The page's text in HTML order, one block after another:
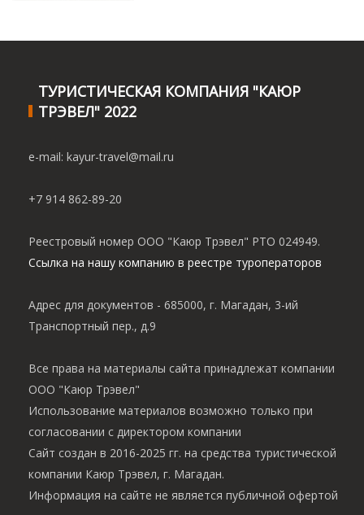
ТУРИСТИЧЕСКАЯ КОМПАНИЯ "КАЮР
ТРЭВЕЛ" 2022
e-mail: kayur-travel@mail.ru
+7 914 862-89-20
Реестровый номер ООО "Каюр Трэвел" РТО 024949.
Ссылка на нашу компанию в реестре туроператоров
Адрес для документов - 685000, г. Магадан, 3-ий
Транспортный пер., д.9
Все права на материалы сайта принадлежат компании
ООО "Каюр Трэвел"
Использование материалов возможно только при
согласовании с директором компании
Сайт создан в 2016-2025 гг. на средства туристической
компании Каюр Трэвел, г. Магадан.
Информация на сайте не является публичной офертой